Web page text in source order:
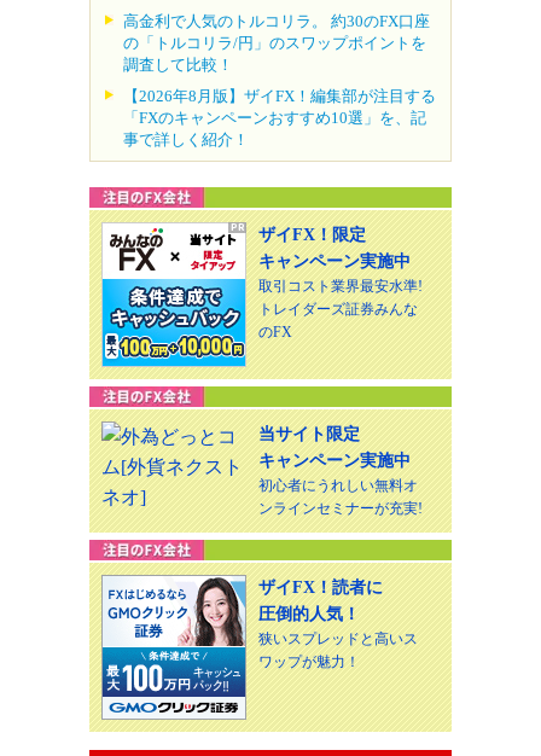
高金利で人気のトルコリラ。 約30のFX口座
の「トルコリラ/円」のスワップポイントを
調査して比較！
【2026年8月版】ザイFX！編集部が注目する
「FXのキャンペーンおすすめ10選」を、記
事で詳しく紹介！
ザイFX！限定
キャンペーン実施中
取引コスト業界最安水準!
トレイダーズ証券みんな
のFX
当サイト限定
キャンペーン実施中
初心者にうれしい無料オ
ンラインセミナーが充実!
ザイFX！読者に
圧倒的人気！
狭いスプレッドと高いス
ワップが魅力！